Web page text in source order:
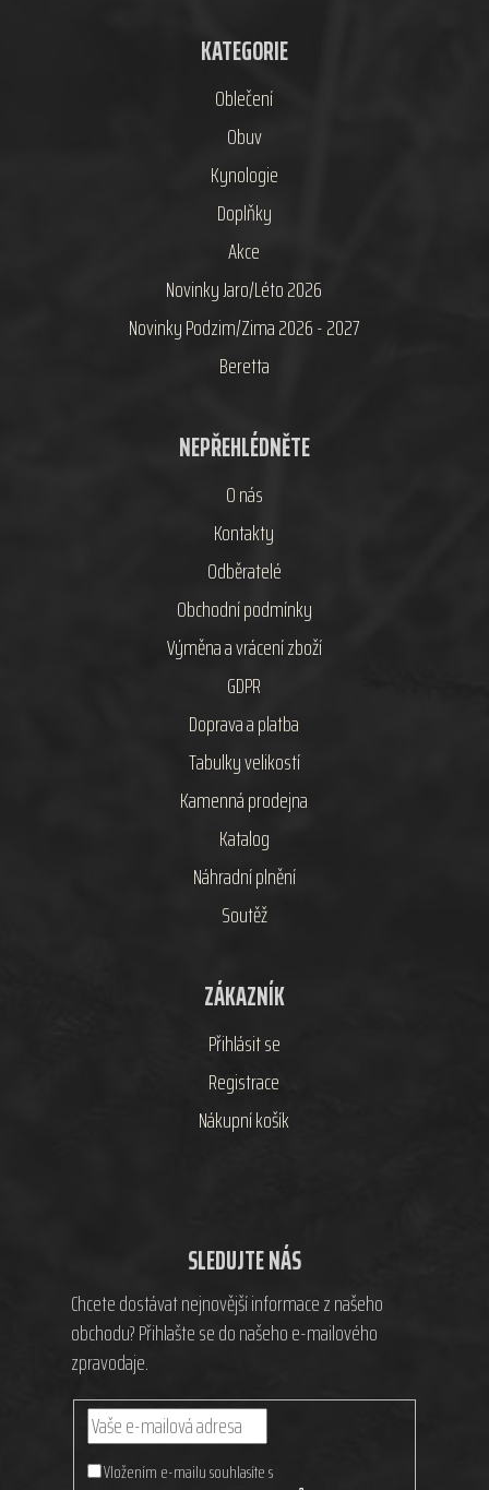
KATEGORIE
Oblečení
Obuv
Kynologie
Doplňky
Akce
Novinky Jaro/Léto 2026
Novinky Podzim/Zima 2026 - 2027
Beretta
NEPŘEHLÉDNĚTE
O nás
Kontakty
Odběratelé
Obchodní podmínky
Výměna a vrácení zboží
GDPR
Doprava a platba
Tabulky velikostí
Kamenná prodejna
Katalog
Náhradní plnění
Soutěž
ZÁKAZNÍK
Přihlásit se
Registrace
Nákupní košík
SLEDUJTE NÁS
Chcete dostávat nejnovější informace z našeho
obchodu? Přihlašte se do našeho e-mailového
zpravodaje.
Vložením e-mailu souhlasíte s